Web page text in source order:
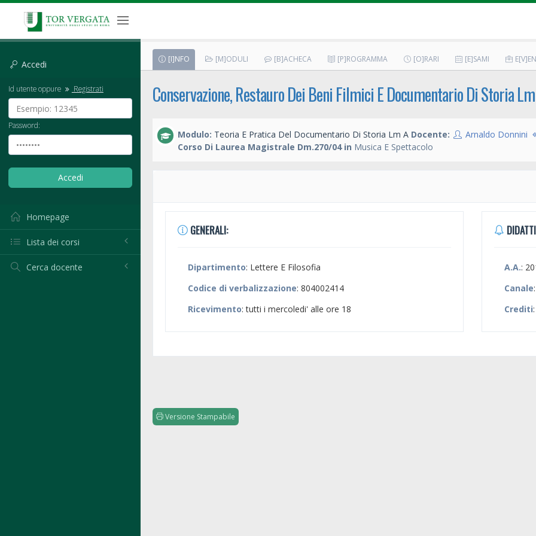
Accedi
Id utente oppure Registrati
Password:
Homepage
Lista dei corsi
Cerca docente
[I]NFO [M]ODULI [B]ACHECA [P]ROGRAMMA [O]RARI [E]SAMI
Conservazione, Restauro Dei Beni Filmici E Documentario Di Storia Lm
Modulo: Teoria E Pratica Del Documentario Di Storia Lm A Docente: Arnaldo Donnini
Corso Di Laurea Magistrale Dm.270/04 in Musica E Spettacolo
GENERALI:
Dipartimento: Lettere E Filosofia
Codice di verbalizzazione: 804002414
Ricevimento: tutti i mercoledi' alle ore 18
A.A.:
Canale
Crediti
Versione Stampabile